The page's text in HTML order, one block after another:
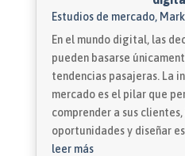
Estudios de mercado,
En el mundo digital, las
pueden basarse
tendencias pasajeras. La
mercado es el pilar que
comprender a sus
oportunidades y diseñar
leer más